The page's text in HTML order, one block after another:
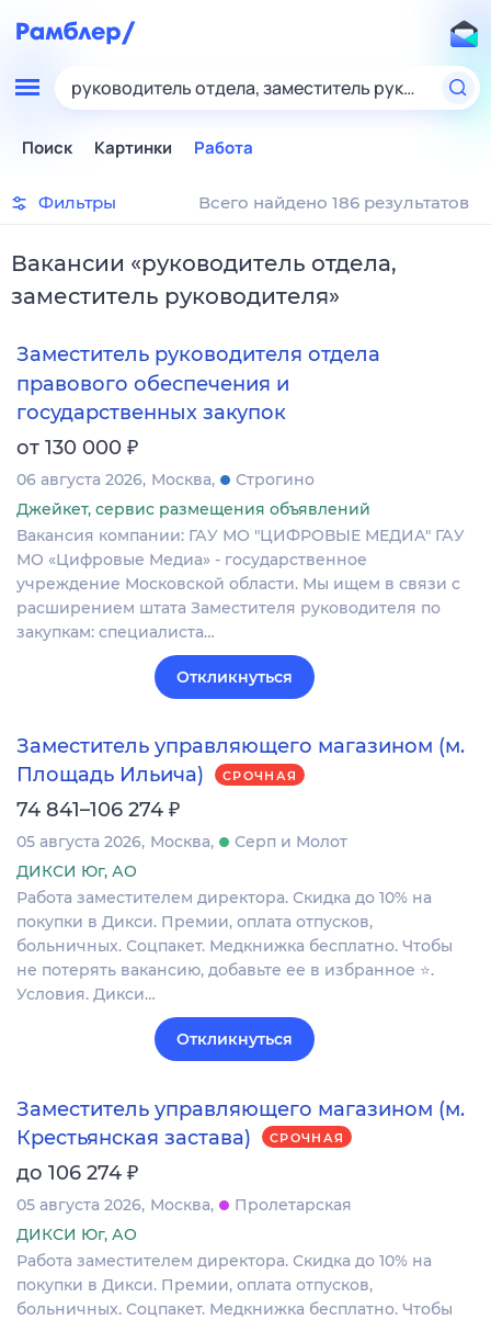
руководитель отдела, заместитель
Поиск Картинки Работа
Фильтры Всего найдено 186 результатов
Вакансии «руководитель отдела,
заместитель руководителя»
Заместитель руководителя отдела
правового обеспечения и
государственных закупок
от 130 000 ₽
06 августа 2026 Москва
Строгино
Джейкет, сервис размещения объявлений
Вакансия компании: ГАУ МО "ЦИФРОВЫЕ МЕДИА" ГАУ
МО «Цифровые Медиа» - государственное
учреждение Московской области. Мы ищем в связи с
расширением штата Заместителя руководителя по
закупкам: специалиста…
Откликнуться
Заместитель управляющего магазином (м.
Площадь Ильича)
СРОЧНАЯ
74 841–106 274 ₽
05 августа 2026 Москва
Серп и Молот
ДИКСИ Юг, АО
Работа заместителем директора. Скидка до 10% на
покупки в Дикси. Премии, оплата отпусков,
больничных. Соцпакет. Медкнижка бесплатно. Чтобы
не потерять вакансию, добавьте ее в избранное ⭐.
Условия. Дикси…
Откликнуться
Заместитель управляющего магазином (м.
Крестьянская застава)
СРОЧНАЯ
до 106 274 ₽
05 августа 2026 Москва
Пролетарская
ДИКСИ Юг, АО
Работа заместителем директора. Скидка до 10% на
покупки в Дикси. Премии, оплата отпусков,
больничных. Соцпакет. Медкнижка бесплатно. Чтобы